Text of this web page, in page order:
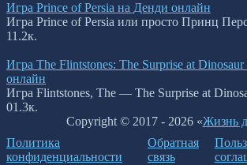
Игра Prince of Persia на Денди онлайн
Игра Prince of Persia или просто Принц
11.2к.
Игра The Flintstones: The Surprise at
онлайн
Игра Flintstones, The — The Surprise at
01.3к.
Copyright © 2017 - 2026 «Жизнь
Политика
конфиденциальности
Обратная
связь